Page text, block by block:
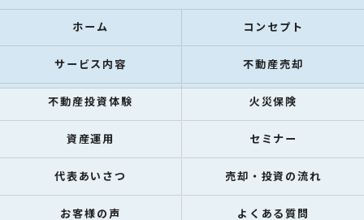
ホーム コンセプト
サービス内容 不動産売却
不動産投資体験 火災保険
資産運用 セミナー
代表あいさつ 売却・投資の流れ
お客様の声 よくある質問